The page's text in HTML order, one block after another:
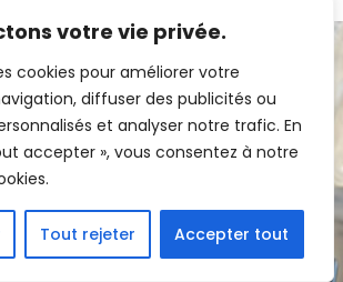
votre vie privée.
cookies pour améliorer votre
diffuser des publicités ou
et analyser notre trafic. En
accepter », vous consentez à notre
Tout rejeter Accepter tout